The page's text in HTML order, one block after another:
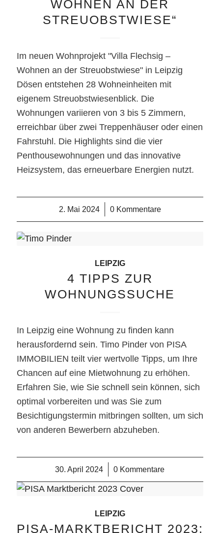
WOHNEN AN DER
STREUOBSTWIESE“
Im neuen Wohnprojekt "Villa Flechsig –
Wohnen an der Streuobstwiese" in Leipzig
Dösen entstehen 28 Wohneinheiten mit
eigenem Streuobstwiesenblick. Die
Wohnungen variieren von 3 bis 5 Zimmern,
erreichbar über zwei Treppenhäuser oder einen
Fahrstuhl. Die Highlights sind die vier
Penthousewohnungen und das innovative
Heizsystem, das erneuerbare Energien nutzt.
2. Mai 2024
/ 0 Kommentare
LEIPZIG
4 TIPPS ZUR
WOHNUNGSSUCHE
In Leipzig eine Wohnung zu finden kann
herausfordernd sein. Timo Pinder von PISA
IMMOBILIEN teilt vier wertvolle Tipps, um Ihre
Chancen auf eine Mietwohnung zu erhöhen.
Erfahren Sie, wie Sie schnell sein können, sich
optimal vorbereiten und was Sie zum
Besichtigungstermin mitbringen sollten, um sich
von anderen Bewerbern abzuheben.
30. April 2024
/ 0 Kommentare
LEIPZIG
PISA-MARKTBERICHT 2023: